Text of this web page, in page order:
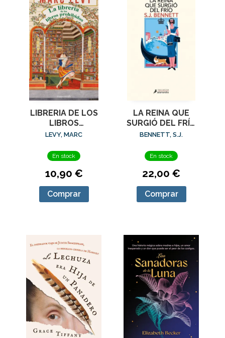
LIBRERIA DE LOS
LIBROS
PROHIBIDOS, LA
LEVY, MARC
En stock
10,90 €
Comprar
LA REINA QUE
SURGIÓ DEL FRÍO
(SU MAJESTAD, LA
INVESTIGADORA 5)
BENNETT, S.J.
En stock
22,00 €
Comprar